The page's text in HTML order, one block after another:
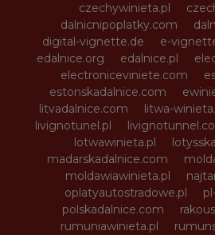
czechywinieta.pl
dalnicnipoplatky.com
digital-vignette.de
e-
edalnice.org
edalnice.pl
electroniceviniete.com
estonskadalnice.com
litvadalnice.com
litwa-
livignotunel.pl
lotwawinieta.pl
madarskadalnice.com
moldawiawinieta.pl
oplatyautostradowe.pl
polskadalnice.com
rumuniawinieta.pl